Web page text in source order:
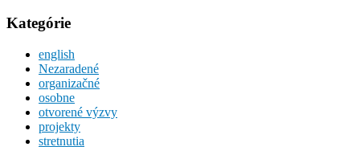
Kategórie
english
Nezaradené
organizačné
osobne
otvorené výzvy
projekty
stretnutia